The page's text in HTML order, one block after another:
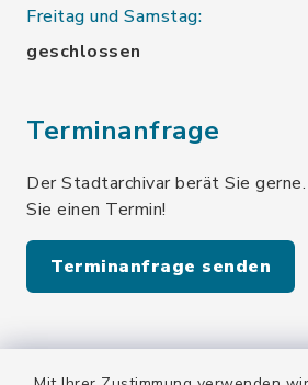
Freitag und Samstag:
geschlossen
Terminanfrage
Der Stadtarchivar berät Sie
Sie einen Termin!
Terminanfrage senden
Quicklinks